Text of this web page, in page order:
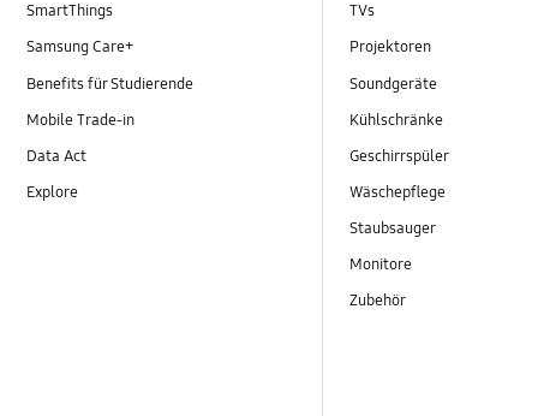
SmartThings
Samsung Care+
Benefits für Studierende
Mobile Trade-in
Data Act
Explore
TVs
Projektoren
Soundgeräte
Kühlschränke
Geschirrspüler
Wäschepflege
Staubsauger
Monitore
Zubehör